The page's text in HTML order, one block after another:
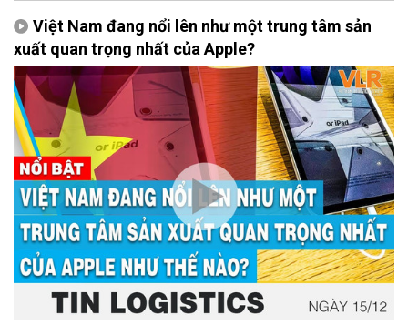
Việt Nam đang nổi lên như một trung tâm sản
xuất quan trọng nhất của Apple?